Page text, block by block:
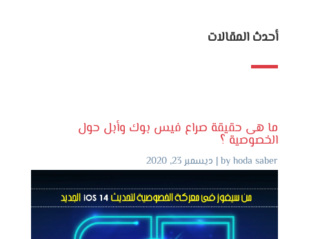
أحدث المقالات
ما هى حقيقة صراع فيس بوك وأبل حول
الخصوصية ؟
byhoda saber
| ديسمبر 23, 2020